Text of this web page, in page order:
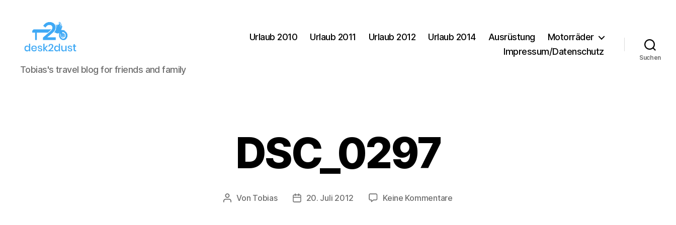
desk2dust
Tobias's travel blog for friends and family
Urlaub 2010 Urlaub 2011 Urlaub 2012 Urlaub 2014 Ausrüstung
Motorräder
Impressum/Datenschutz
Suchen
DSC_0297
Beitragsautor
Von Tobias Veröffentlichungsdatum
20. Juli 2012 Keine Kommentarezu